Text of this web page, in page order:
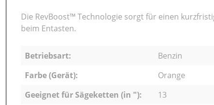
Die RevBoost™ Technologie sorgt für einen
beim Entasten.
Betriebsart:
Benzin
Farbe (Gerät):
Orange
Geeignet für Sägeketten (in "):
13